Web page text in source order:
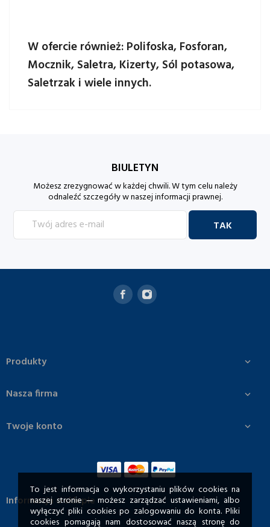
W ofercie również: Polifoska, Fosforan,
Mocznik, Saletra, Kizerty, Sól potasowa,
Saletrzak i wiele innych.
BIULETYN
Możesz zrezygnować w każdej chwili. W tym celu należy
odnaleźć szczegóły w naszej informacji prawnej.
Produkty 
Nasza firma 
Twoje konto 
To jest informacja o wykorzystaniu plików cookies na
naszej stronie — możesz zarządzać ustawieniami, albo
wyłączyć pliki cookies po zalogowaniu do konta. Pliki
cookies pomagają nam dostosować naszą stronę do
Informacja o sklepie